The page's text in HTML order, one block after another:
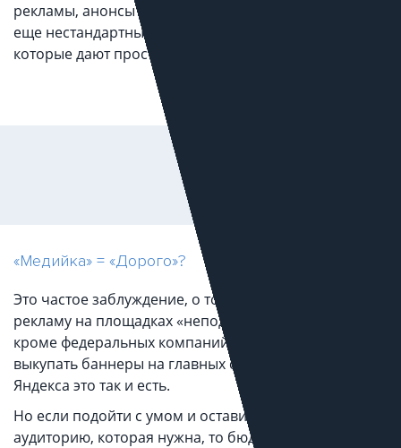
рекламы, анонсы в новостях (ТГБ) и т.д. А ведь есть
еще нестандартные способы размещения рекламы,
которые дают просто отличный результат.
«Медийка» = «Дорого»?
Это частое заблуждение, о том что вложения в
рекламу на площадках «неподъемные» ни для кого,
кроме федеральных компаний. Конечно, если
выкупать баннеры на главных страницах Mail.ru или
Яндекса это так и есть.
Но если подойти с умом и оставить только ту
аудиторию, которая нужна, то бюджет равносилен